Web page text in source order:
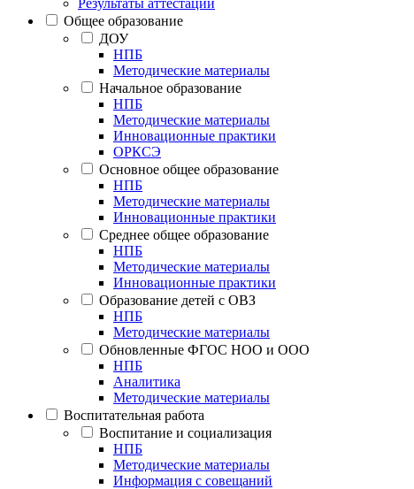
Результаты аттестации
Общее образование
ДОУ
НПБ
Методические материалы
Начальное образование
НПБ
Методические материалы
Инновационные практики
ОРКСЭ
Основное общее образование
НПБ
Методические материалы
Инновационные практики
Среднее общее образование
НПБ
Методические материалы
Инновационные практики
Образование детей с ОВЗ
НПБ
Методические материалы
Обновленные ФГОС НОО и ООО
НПБ
Аналитика
Методические материалы
Воспитательная работа
Воспитание и социализация
НПБ
Методические материалы
Информация с совещаний